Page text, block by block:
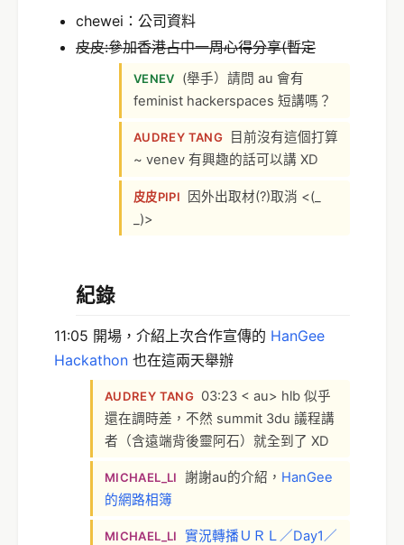
chewei：公司資料
皮皮:參加香港占中一周心得分享(暫定
VENEV
(舉手）請問 au 會有
feminist hackerspaces 短講嗎？
AUDREY TANG
目前沒有這個打算
~ venev 有興趣的話可以講 XD
皮皮PIPI
因外出取材(?)取消 <(_
_)>
紀錄
11:05 開場，介紹上次合作宣傳的 HanGee
Hackathon 也在這兩天舉辦
AUDREY TANG 03:23 < au> hlb 似乎
還在調時差，不然 summit 3du 議程講
者（含遠端背後靈阿石）就全到了 XD
MICHAEL_LI 謝謝au的介紹， HanGee
的網路相簿
MICHAEL_LI
實況轉播ＵＲＬ／Day1／